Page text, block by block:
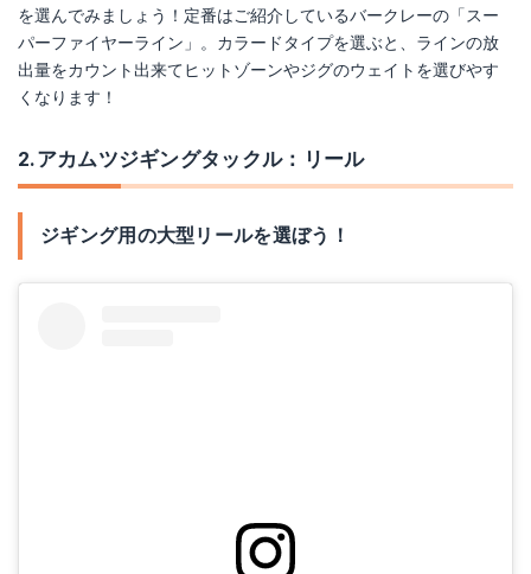
を選んでみましょう！定番はご紹介しているバークレーの「スー
パーファイヤーライン」。カラードタイプを選ぶと、ラインの放
出量をカウント出来てヒットゾーンやジグのウェイトを選びやす
くなります！
2.アカムツジギングタックル：リール
ジギング用の大型リールを選ぼう！